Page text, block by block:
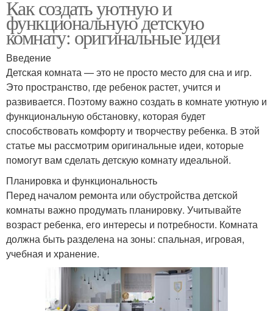
Как создать уютную и
функциональную детскую
комнату: оригинальные идеи
Введение
Детская комната — это не просто место для сна и игр.
Это пространство, где ребенок растет, учится и
развивается. Поэтому важно создать в комнате уютную и
функциональную обстановку, которая будет
способствовать комфорту и творчеству ребенка. В этой
статье мы рассмотрим оригинальные идеи, которые
помогут вам сделать детскую комнату идеальной.
Планировка и функциональность
Перед началом ремонта или обустройства детской
комнаты важно продумать планировку. Учитывайте
возраст ребенка, его интересы и потребности. Комната
должна быть разделена на зоны: спальная, игровая,
учебная и хранение.